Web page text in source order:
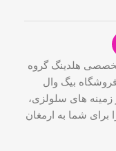
هلدینگ گروه
بیگ وال
های سلولزی،
برای شما به ارمغان